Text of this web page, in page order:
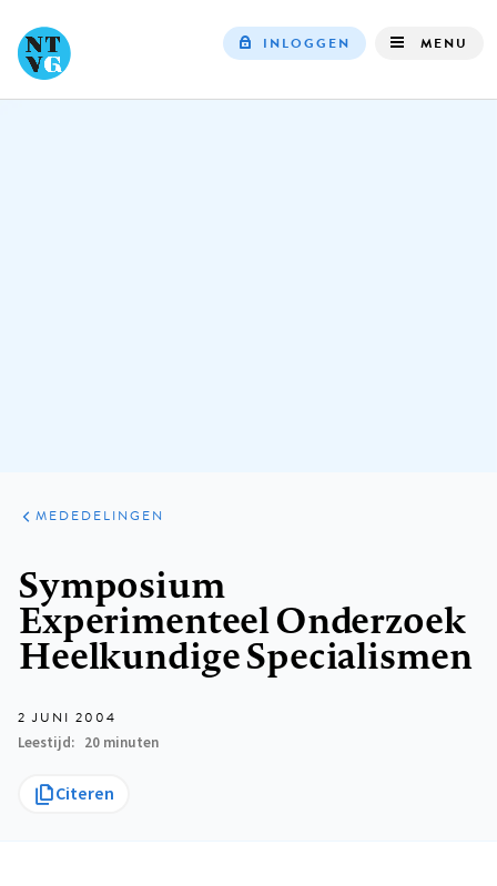
INLOGGEN MENU
ARTIKELEN
VARIA
MEDEDELINGEN
Symposium
Experimenteel Onderzoek
Heelkundige Specialismen
2 JUNI 2004
Leestijd
20 minuten
Citeren